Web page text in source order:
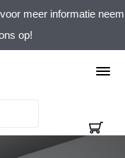
meer informatie neem
op!